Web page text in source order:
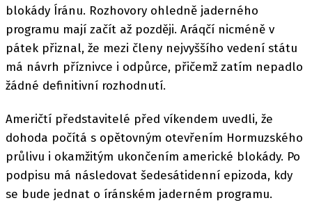
blokády Íránu. Rozhovory ohledně jaderného
programu mají začít až později. Aráqčí nicméně v
pátek přiznal, že mezi členy nejvyššího vedení státu
má návrh příznivce i odpůrce, přičemž zatím nepadlo
žádné definitivní rozhodnutí.
Američtí představitelé před víkendem uvedli, že
dohoda počítá s opětovným otevřením Hormuzského
průlivu i okamžitým ukončením americké blokády. Po
podpisu má následovat šedesátidenní epizoda, kdy
se bude jednat o íránském jaderném programu.